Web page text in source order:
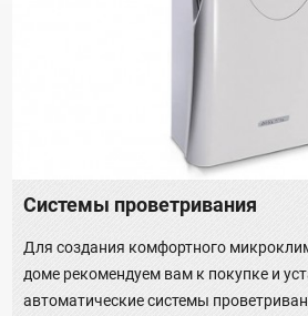
Системы проветривания
Для создания комфортного
доме рекомендуем вам к покупке и
автоматические системы